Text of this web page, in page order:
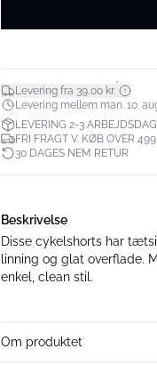
Levering fra 39,00 kr.*
Levering mellem man. 10.
LEVERING 2-3
FRI FRAGT V. KØB OVER
30 DAGES NEM RETUR
Beskrivelse
Disse cykelshorts har
linning og glat overflade.
enkel, clean stil.
Om produktet